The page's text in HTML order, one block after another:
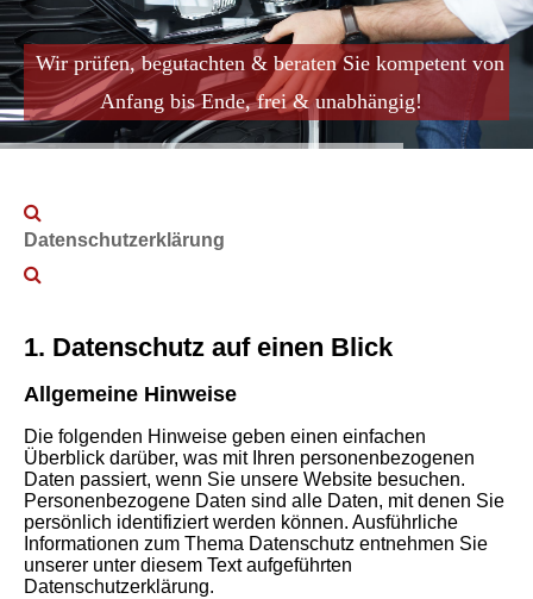
Wir prüfen, begutachten & beraten Sie kompetent von
Anfang bis Ende, frei & unabhängig!
Datenschutzerklärung
1. Datenschutz auf einen Blick
Allgemeine Hinweise
Die folgenden Hinweise geben einen einfachen
Überblick darüber, was mit Ihren personenbezogenen
Daten passiert, wenn Sie unsere Website besuchen.
Personenbezogene Daten sind alle Daten, mit denen Sie
persönlich identifiziert werden können. Ausführliche
Informationen zum Thema Datenschutz entnehmen Sie
unserer unter diesem Text aufgeführten
Datenschutzerklärung.